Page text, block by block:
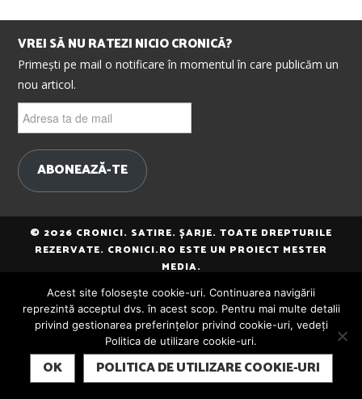
VREI SĂ NU RATEZI NICIO CRONICĂ?
Primești pe mail o notificare în momentul în care publicăm un
nou articol.
ta
mail
ABONEAZĂ-TE
© 2026 CRONICI. SATIRE. ȘARJE. TOATE DREPTURILE
REZERVATE. CRONICI.RO ESTE UN PROIECT MESTER
MEDIA.
SUBSCRIBE
Acest site folosește cookie-uri. Continuarea navigării
reprezintă acceptul dvs. în acest scop. Pentru mai multe detalii
privind gestionarea preferințelor privind cookie-uri, vedeți
Politica de utilizare cookie-uri.
OK POLITICA DE UTILIZARE COOKIE-URI